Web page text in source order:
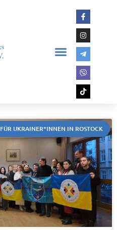
FÜR UKRAINER*INNEN IN ROSTOCK